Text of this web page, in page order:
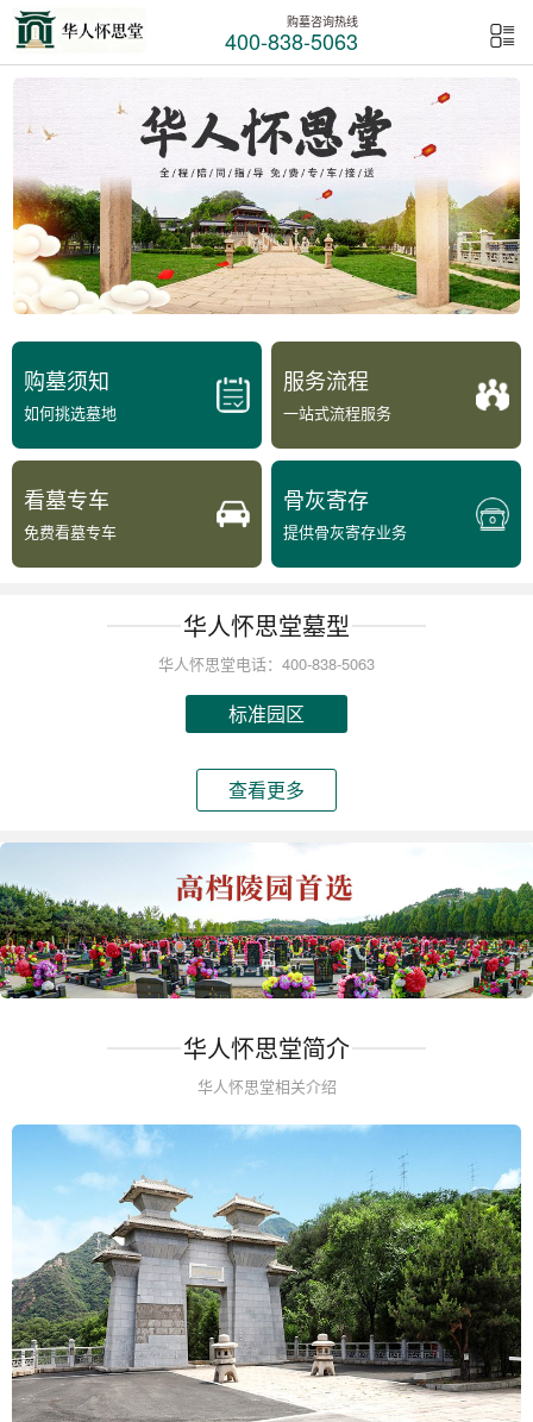
购墓咨询热线
400-838-5063
购墓须知
如何挑选墓地
服务流程
一站式流程服务
看墓专车
免费看墓专车
骨灰寄存
提供骨灰寄存业务
华人怀思堂墓型
华人怀思堂电话：400-838-5063
标准园区
查看更多
华人怀思堂简介
华人怀思堂相关介绍